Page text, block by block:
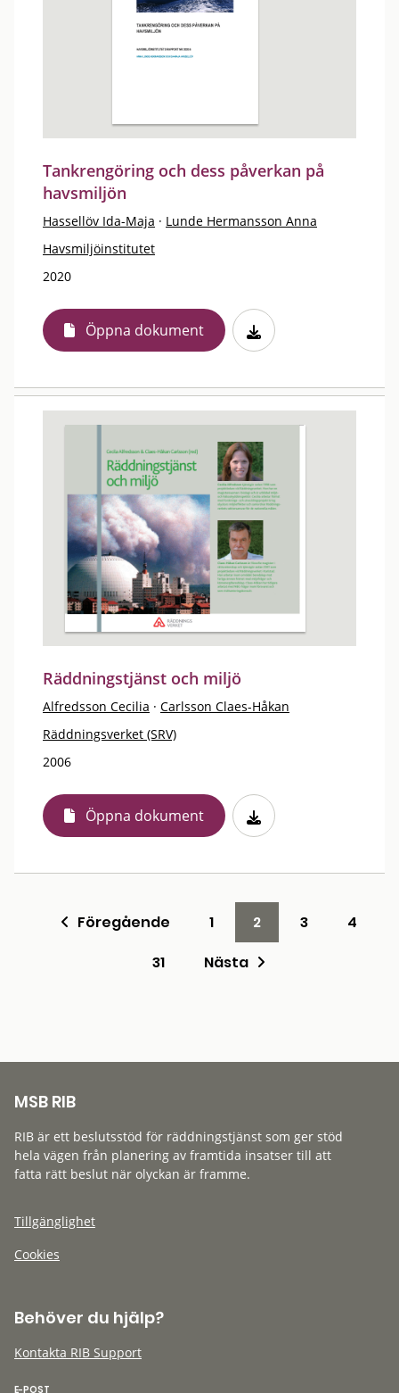
Tankrengöring och dess påverkan på
havsmiljön
Hassellöv Ida-Maja · Lunde Hermansson Anna
Havsmiljöinstitutet
2020
Öppna dokument
Räddningstjänst och miljö
Alfredsson Cecilia · Carlsson Claes-Håkan
Räddningsverket (SRV)
2006
Öppna dokument
Föregående 1 2 3
4
31
Nästa
MSB RIB
RIB är ett beslutsstöd för räddningstjänst som ger stöd
hela vägen från planering av framtida insatser till att
fatta rätt beslut när olyckan är framme.
Tillgänglighet
Cookies
Behöver du hjälp?
Kontakta RIB Support
E-POST